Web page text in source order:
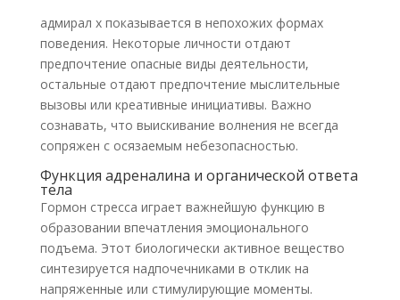
адмирал х показывается в непохожих формах
поведения. Некоторые личности отдают
предпочтение опасные виды деятельности,
остальные отдают предпочтение мыслительные
вызовы или креативные инициативы. Важно
сознавать, что выискивание волнения не всегда
сопряжен с осязаемым небезопасностью.
Функция адреналина и органической ответа
тела
Гормон стресса играет важнейшую функцию в
образовании впечатления эмоционального
подъема. Этот биологически активное вещество
синтезируется надпочечниками в отклик на
напряженные или стимулирующие моменты.